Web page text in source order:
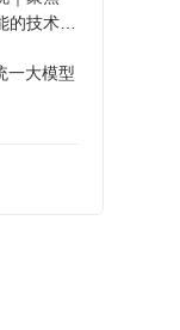
技术路
一大模型